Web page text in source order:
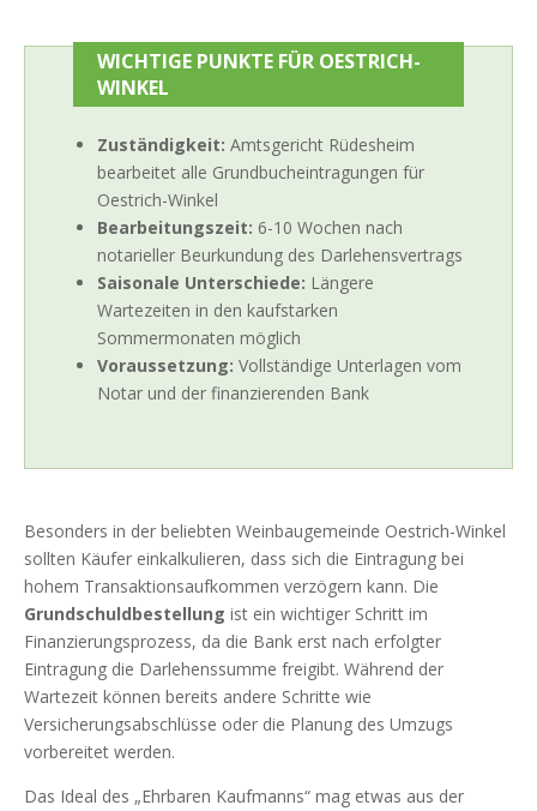
WICHTIGE PUNKTE FÜR OESTRICH-
WINKEL
Zuständigkeit: Amtsgericht Rüdesheim
bearbeitet alle Grundbucheintragungen für
Oestrich-Winkel
Bearbeitungszeit: 6-10 Wochen nach
notarieller Beurkundung des Darlehensvertrags
Saisonale Unterschiede: Längere
Wartezeiten in den kaufstarken
Sommermonaten möglich
Voraussetzung: Vollständige Unterlagen vom
Notar und der finanzierenden Bank
Besonders in der beliebten Weinbaugemeinde Oestrich-Winkel
sollten Käufer einkalkulieren, dass sich die Eintragung bei
hohem Transaktionsaufkommen verzögern kann. Die
Grundschuldbestellung ist ein wichtiger Schritt im
Finanzierungsprozess, da die Bank erst nach erfolgter
Eintragung die Darlehenssumme freigibt. Während der
Wartezeit können bereits andere Schritte wie
Versicherungsabschlüsse oder die Planung des Umzugs
vorbereitet werden.
Das Ideal des „Ehrbaren Kaufmanns“ mag etwas aus der